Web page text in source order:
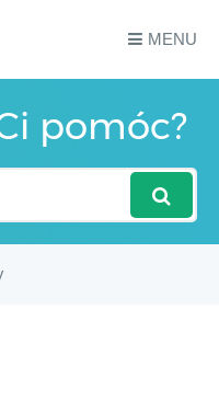
MENU
pomóc?